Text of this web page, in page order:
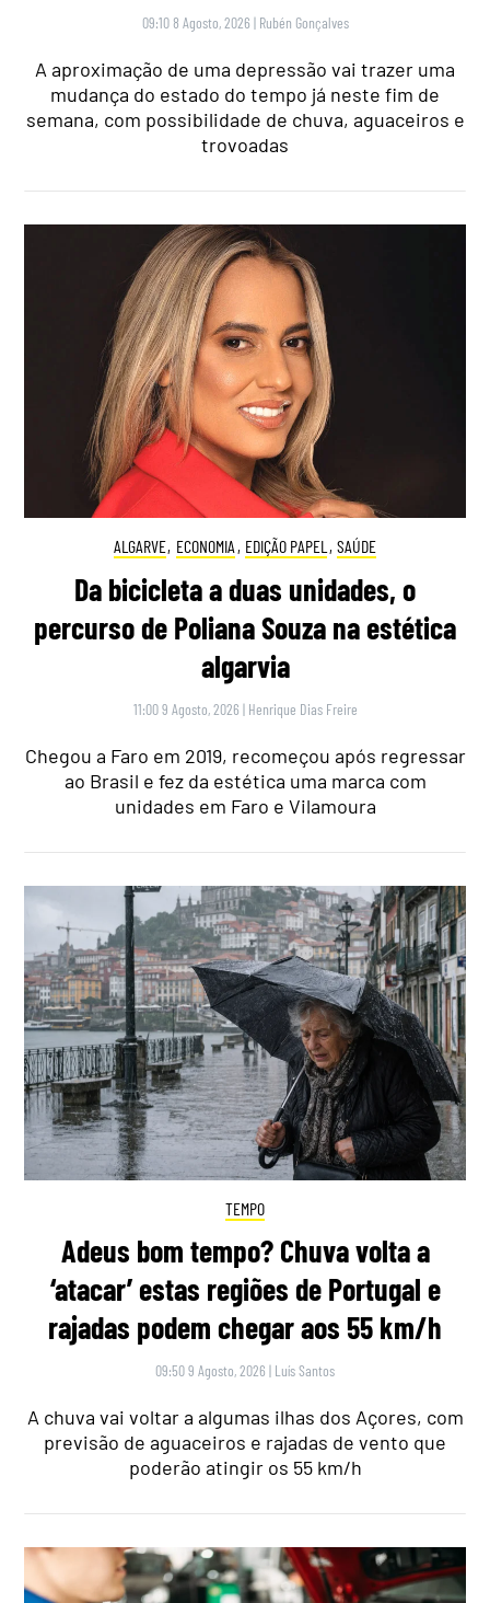
09:10 8 Agosto, 2026 | Rubén Gonçalves
A aproximação de uma depressão vai trazer uma
mudança do estado do tempo já neste fim de
semana, com possibilidade de chuva, aguaceiros e
trovoadas
ALGARVE, ECONOMIA , EDIÇÃO PAPEL , SAÚDE
Da bicicleta a duas unidades, o
percurso de Poliana Souza na estética
algarvia
11:00 9 Agosto, 2026 | Henrique Dias Freire
Chegou a Faro em 2019, recomeçou após regressar
ao Brasil e fez da estética uma marca com
unidades em Faro e Vilamoura
TEMPO
Adeus bom tempo? Chuva volta a
‘atacar’ estas regiões de Portugal e
rajadas podem chegar aos 55 km/h
09:50 9 Agosto, 2026 | Luís Santos
A chuva vai voltar a algumas ilhas dos Açores, com
previsão de aguaceiros e rajadas de vento que
poderão atingir os 55 km/h